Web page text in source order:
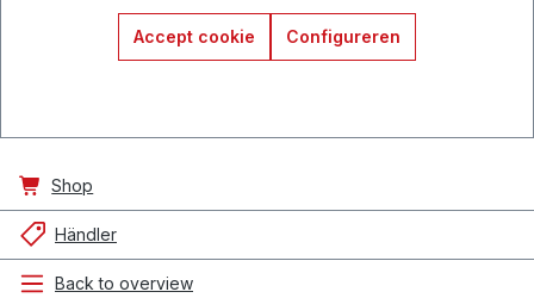
Accept cookie Configureren
Shop
Händler
Back to overview